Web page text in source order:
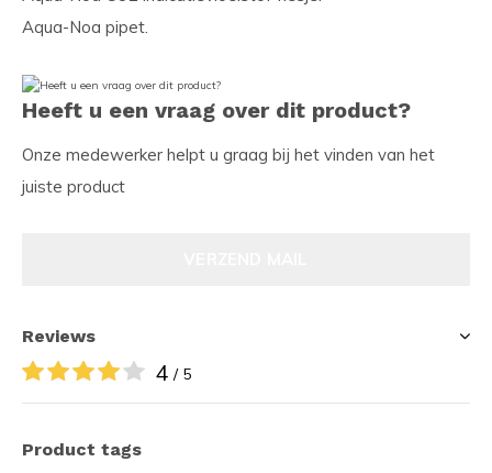
Aqua-Noa pipet.
Heeft u een vraag over dit product?
Onze medewerker helpt u graag bij het vinden van het
juiste product
Reviews
4 / 5
Product tags